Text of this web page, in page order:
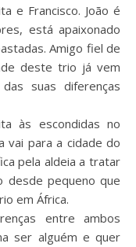
e Francisco. João é
está apaixonado
Amigo fiel de
deste trio já vem
suas diferenças
às escondidas no
vai para a cidade do
pela aldeia a tratar
desde pequeno que
em África.
entre ambos
ser alguém e quer